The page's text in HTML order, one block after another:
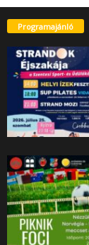
Programajánló